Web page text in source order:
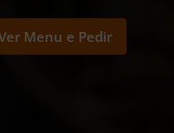
Menu e Pedir